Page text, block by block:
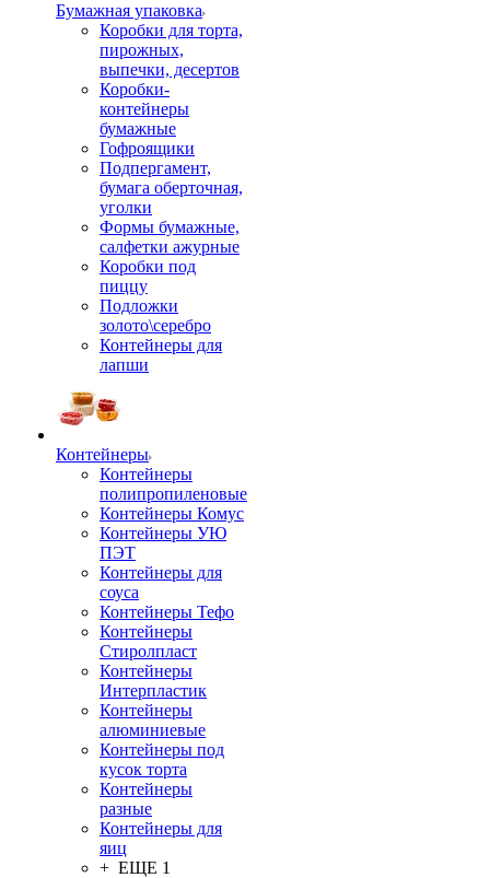
Бумажная упаковка
Коробки для торта,
пирожных,
выпечки, десертов
Коробки-
контейнеры
бумажные
Гофроящики
Подпергамент,
бумага оберточная,
уголки
Формы бумажные,
салфетки ажурные
Коробки под
пиццу
Подложки
золото\серебро
Контейнеры для
лапши
Контейнеры
Контейнеры
полипропиленовые
Контейнеры Комус
Контейнеры УЮ
ПЭТ
Контейнеры для
соуса
Контейнеры Тефо
Контейнеры
Стиролпласт
Контейнеры
Интерпластик
Контейнеры
алюминиевые
Контейнеры под
кусок торта
Контейнеры
разные
Контейнеры для
яиц
+ ЕЩЕ 1